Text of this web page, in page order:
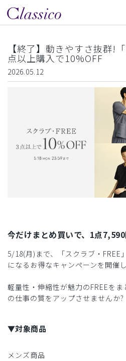
【終了】動きやすさ抜群!
点以上購入で10%OFF
2026.05.12
今だけまとめ買いで、1点
5/18(月)まで、「スクラブ・FREE
になるお得なキャンペーンを開催し
軽量性・伸縮性が魅力のFREEを
の仕事の質をアップさせませんか?
▼対象商品
メンズ商品